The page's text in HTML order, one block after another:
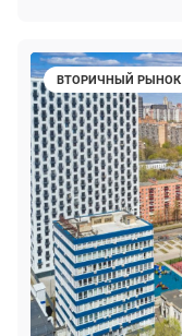
ВТОРИЧНЫЙ РЫНОК